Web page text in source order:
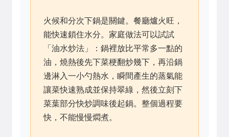
火候和分次下鍋是關鍵。餐廳爐火旺，
能快速鎖住水分。家庭做法可以試試
「油水炒法」：鍋裡放比平常多一點的
油，燒熱後先下菜梗翻炒幾下，再沿鍋
邊淋入一小勺熱水，瞬間產生的蒸氣能
讓菜快速熟成並保持翠綠，然後立刻下
菜葉部分快炒調味後起鍋。整個過程要
快，不能慢慢燜煮。